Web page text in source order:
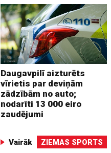
Daugavpilī aizturēts
vīrietis par deviņām
zādzībām no auto;
nodarīti 13 000 eiro
zaudējumi
Vairāk ZIEMAS SPORTS